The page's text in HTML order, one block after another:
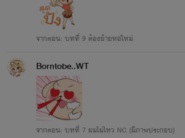
จากตอน: บทที่ 9 ต้องย้ายหอใหม่
Borntobe..WT
จากตอน: บทที่ 7 ผมไม่ไหว NC (มีภาพประกอบ)